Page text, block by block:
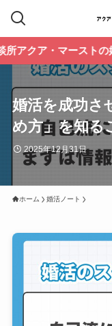
マーストの婚活ノー
婚活を成功さ
め方」を知る
2025年12月31日
ホーム 婚活ノート